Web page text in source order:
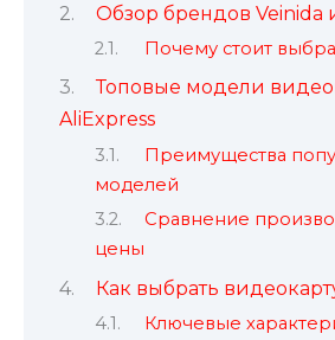
Обзор брендов Veinida
Почему стоит
Топовые модели
AliExpress
Преимущества
моделей
Сравнение
цены
Как выбрать
Ключевые